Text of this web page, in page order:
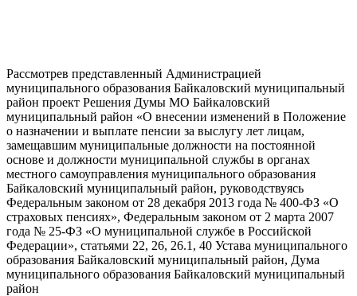
Рассмотрев представленный Администрацией
муниципального образования Байкаловский муниципальный
район проект Решения Думы МО Байкаловский
муниципальный район «О внесении изменений в Положение
о назначении и выплате пенсии за выслугу лет лицам,
замещавшим муниципальные должности на постоянной
основе и должности муниципальной службы в органах
местного самоуправления муниципального образования
Байкаловский муниципальный район, руководствуясь
Федеральным законом от 28 декабря 2013 года № 400-ФЗ «О
страховых пенсиях», Федеральным законом от 2 марта 2007
года № 25-ФЗ «О муниципальной службе в Российской
Федерации», статьями 22, 26, 26.1, 40 Устава муниципального
образования Байкаловский муниципальный район, Дума
муниципального образования Байкаловский муниципальный
район